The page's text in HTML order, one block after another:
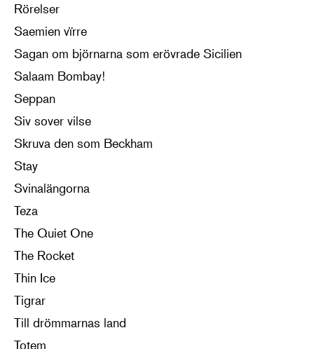
Rörelser
Saemien vïrre
Sagan om björnarna som erövrade Sicilien
Salaam Bombay!
Seppan
Siv sover vilse
Skruva den som Beckham
Stay
Svinalängorna
Teza
The Quiet One
The Rocket
Thin Ice
Tigrar
Till drömmarnas land
Totem